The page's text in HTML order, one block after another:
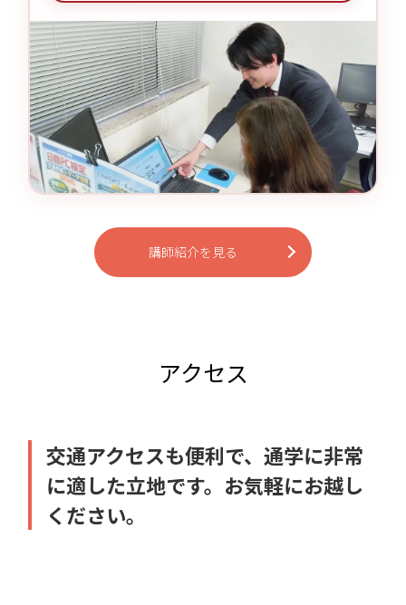
講師紹介を見る
アクセス
交通アクセスも便利で、通学に非常
に適した立地です。お気軽にお越し
ください。